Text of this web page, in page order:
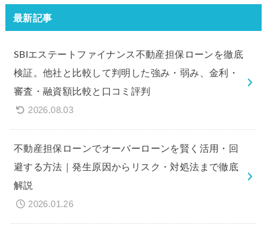
最新記事
SBIエステートファイナンス不動産担保ローンを徹底
検証。他社と比較して判明した強み・弱み、金利・
審査・融資額比較と口コミ評判
2026.08.03
不動産担保ローンでオーバーローンを賢く活用・回
避する方法｜発生原因からリスク・対処法まで徹底
解説
2026.01.26